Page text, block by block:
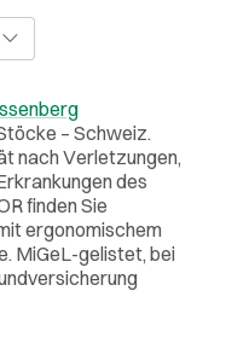
– Schweiz.
nach Verletzungen,
des
finden Sie
ergonomischem
MiGeL-gelistet, bei